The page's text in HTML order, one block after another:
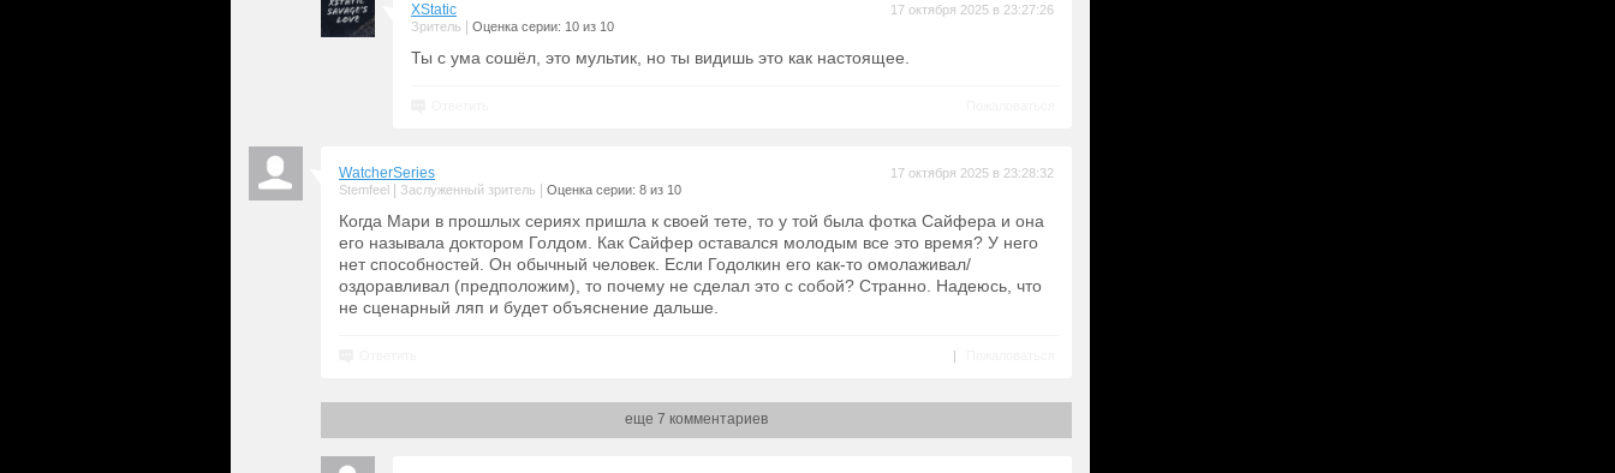
XStatic
Зритель Оценка серии: 10 из 10
17 октября 2025 в 23:27:26
Ты с ума сошёл, это мультик, но ты видишь это как настоящее.
WatcherSeries
Stemfeel Заслуженный зритель Оценка серии: 8 из 10
17 октября 2025 в 23:28:32
Когда Мари в прошлых сериях пришла к своей тете, то у той была фотка Сайфера и она
его называла доктором Голдом. Как Сайфер оставался молодым все это время? У него
нет способностей. Он обычный человек. Если Годолкин его как-то омолаживал/
оздоравливал (предположим), то почему не сделал это с собой? Странно. Надеюсь, что
не сценарный ляп и будет объяснение дальше.
|
еще 7 комментариев